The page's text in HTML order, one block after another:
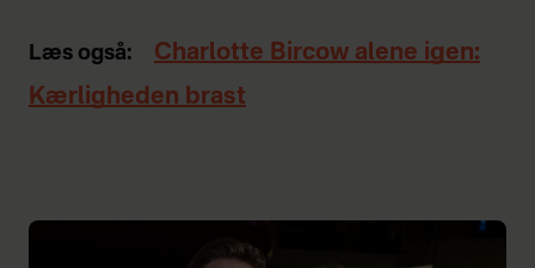
Læs også:
Charlotte Bircow alene igen:
Kærligheden brast